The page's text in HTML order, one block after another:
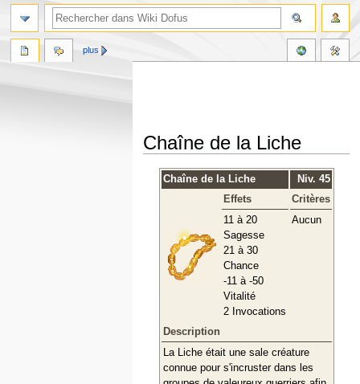
Chaîne de la Liche
Chaîne de la Liche
Niv. 45
Effets
Critères
11 à 20
Sagesse
21 à 30
Chance
-11 à -50
Vitalité
2 Invocations
Aucun
Description
La Liche était une sale créature
connue pour s'incruster dans les
plus